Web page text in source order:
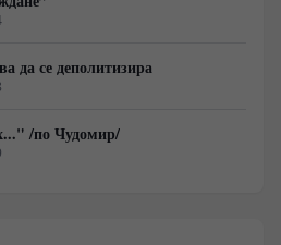
да се деполитизира
/по Чудомир/